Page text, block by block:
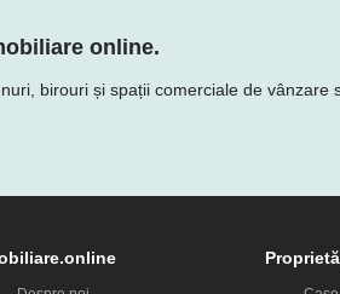
online.
birouri și spații comerciale de